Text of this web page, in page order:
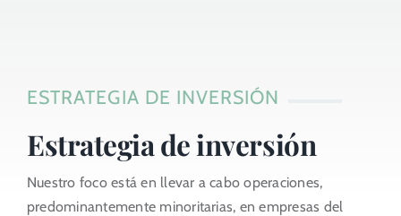
ESTRATEGIA DE INVERSIÓN
Estrategia de inversión
Nuestro foco está en llevar a cabo operaciones,
predominantemente minoritarias, en empresas del